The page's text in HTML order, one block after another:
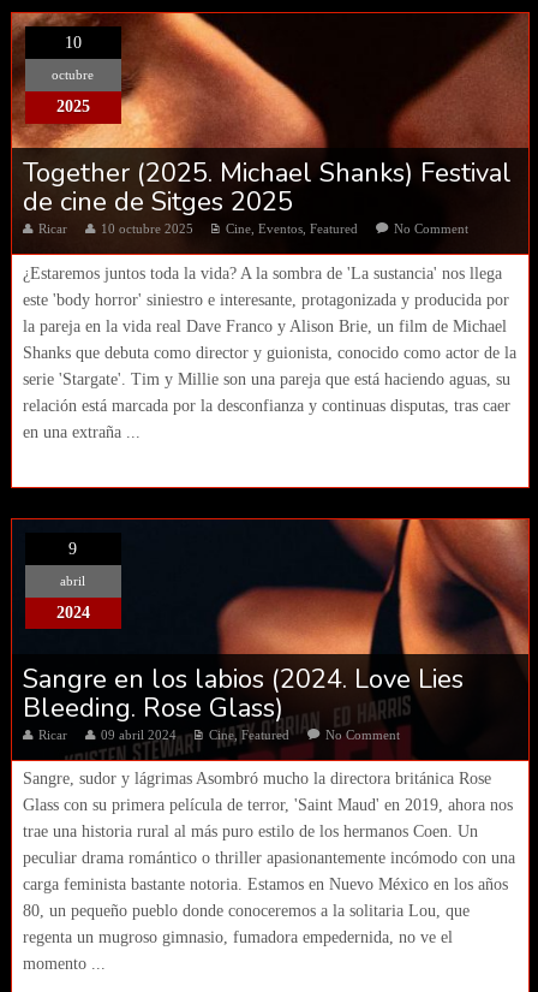
10
octubre
2025
Together (2025. Michael Shanks) Festival
de cine de Sitges 2025
Ricar 10 octubre 2025 Cine, Eventos, Featured No Comment
¿Estaremos juntos toda la vida? A la sombra de 'La sustancia' nos llega
este 'body horror' siniestro e interesante, protagonizada y producida por
la pareja en la vida real Dave Franco y Alison Brie, un film de Michael
Shanks que debuta como director y guionista, conocido como actor de la
serie 'Stargate'. Tim y Millie son una pareja que está haciendo aguas, su
relación está marcada por la desconfianza y continuas disputas, tras caer
en una extraña ...
9
abril
2024
Sangre en los labios (2024. Love Lies
Bleeding. Rose Glass)
Ricar 09 abril 2024 Cine, Featured No Comment
Sangre, sudor y lágrimas Asombró mucho la directora británica Rose
Glass con su primera película de terror, 'Saint Maud' en 2019, ahora nos
trae una historia rural al más puro estilo de los hermanos Coen. Un
peculiar drama romántico o thriller apasionantemente incómodo con una
carga feminista bastante notoria. Estamos en Nuevo México en los años
80, un pequeño pueblo donde conoceremos a la solitaria Lou, que
regenta un mugroso gimnasio, fumadora empedernida, no ve el
momento ...